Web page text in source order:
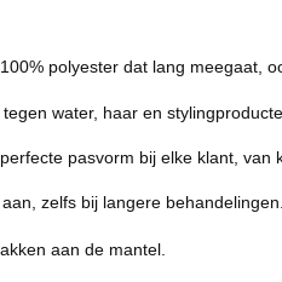
polyester dat lang meegaat,
water, haar en
pasvorm bij elke klant, van
zelfs bij langere behandelingen.
aan de mantel.